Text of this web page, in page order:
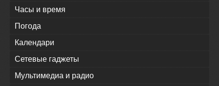
Часы и время
Погода
Календари
Сетевые гаджеты
Мультимедиа и радио